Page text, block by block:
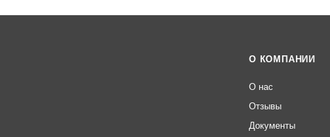
О КОМПАНИИ
О нас
Отзывы
Документы